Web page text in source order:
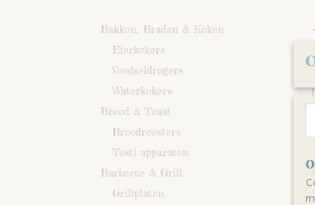
Bakken, Braden & Koken
Eierkokers
Voedseldrogers
Waterkokers
Brood & Toast
Broodroosters
Tosti apparaten
Barbecue & Grill
Grillplaten